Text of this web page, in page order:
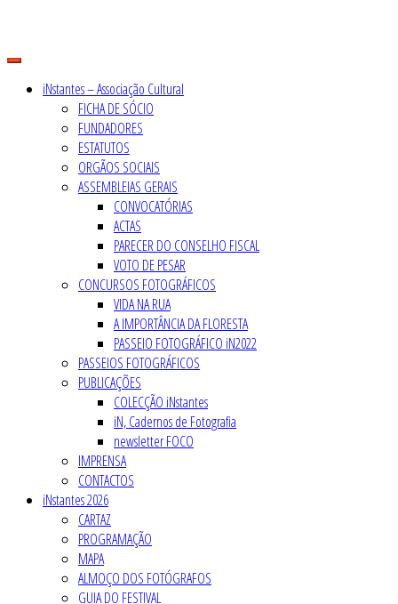
content
iNstantes – Associação Cultural
FICHA DE SÓCIO
FUNDADORES
ESTATUTOS
ORGÃOS SOCIAIS
ASSEMBLEIAS GERAIS
CONVOCATÓRIAS
ACTAS
PARECER DO CONSELHO FISCAL
VOTO DE PESAR
CONCURSOS FOTOGRÁFICOS
VIDA NA RUA
A IMPORTÂNCIA DA FLORESTA
PASSEIO FOTOGRÁFICO iN2022
PASSEIOS FOTOGRÁFICOS
PUBLICAÇÕES
COLECÇÃO iNstantes
iN, Cadernos de Fotografia
newsletter FOCO
IMPRENSA
CONTACTOS
iNstantes 2026
CARTAZ
PROGRAMAÇÃO
MAPA
ALMOÇO DOS FOTÓGRAFOS
GUIA DO FESTIVAL